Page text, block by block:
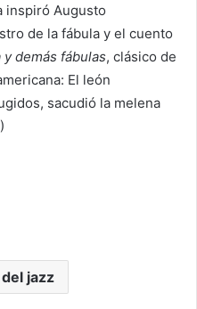
inspiró Augusto
de la fábula y el cuento
y demás fábulas, clásico de
El león
sacudió la melena
jazz